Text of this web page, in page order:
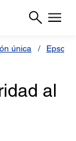
única Epson
al